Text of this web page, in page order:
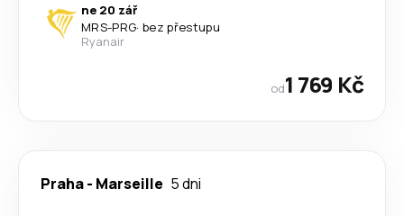
ne 20 zář
MRS-PRG· bez přestupu
Ryanair
od1 769 Kč
Praha- Marseille 5 dni